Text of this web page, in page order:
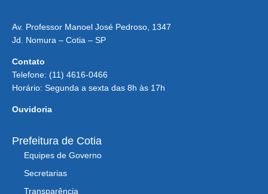
Av. Professor Manoel José Pedroso, 1347
Jd. Nomura – Cotia – SP
Contato
Telefone: (11) 4616-0466
Horário: Segunda a sexta das 8h às 17h
Ouvidoria
Prefeitura de Cotia
Equipes de Governo
Secretarias
Transparência